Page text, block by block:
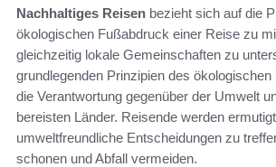
Nachhaltiges Reisen bezieht sich auf die
ökologischen Fußabdruck einer Reise zu
gleichzeitig lokale Gemeinschaften zu
grundlegenden Prinzipien des
die Verantwortung gegenüber der Umwelt
bereisten Länder. Reisende werden
umweltfreundliche Entscheidungen zu
schonen und Abfall vermeiden.